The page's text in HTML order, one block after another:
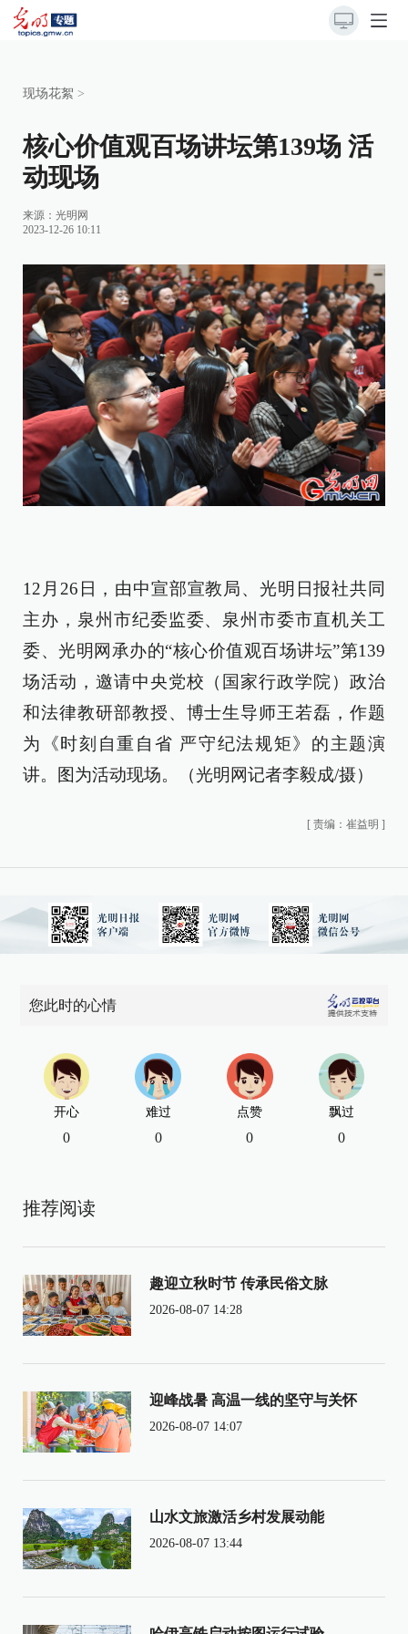
现场花絮 >
核心价值观百场讲坛第139场 活
动现场
来源： 光明网
2023-12-26 10:11
12月26日，由中宣部宣教局、光明日报社共同
主办，泉州市纪委监委、泉州市委市直机关工
委、光明网承办的“核心价值观百场讲坛”第139
场活动，邀请中央党校（国家行政学院）政治
和法律教研部教授、博士生导师王若磊，作题
为《时刻自重自省 严守纪法规矩》的主题演
讲。图为活动现场。（光明网记者李毅成/摄）
[ 责编：崔益明 ]
您此时的心情
开心
0
难过
0
点赞
0
飘过
0
推荐阅读
趣迎立秋时节 传承民俗文脉
2026-08-07 14:28
迎峰战暑 高温一线的坚守与关怀
2026-08-07 14:07
山水文旅激活乡村发展动能
2026-08-07 13:44